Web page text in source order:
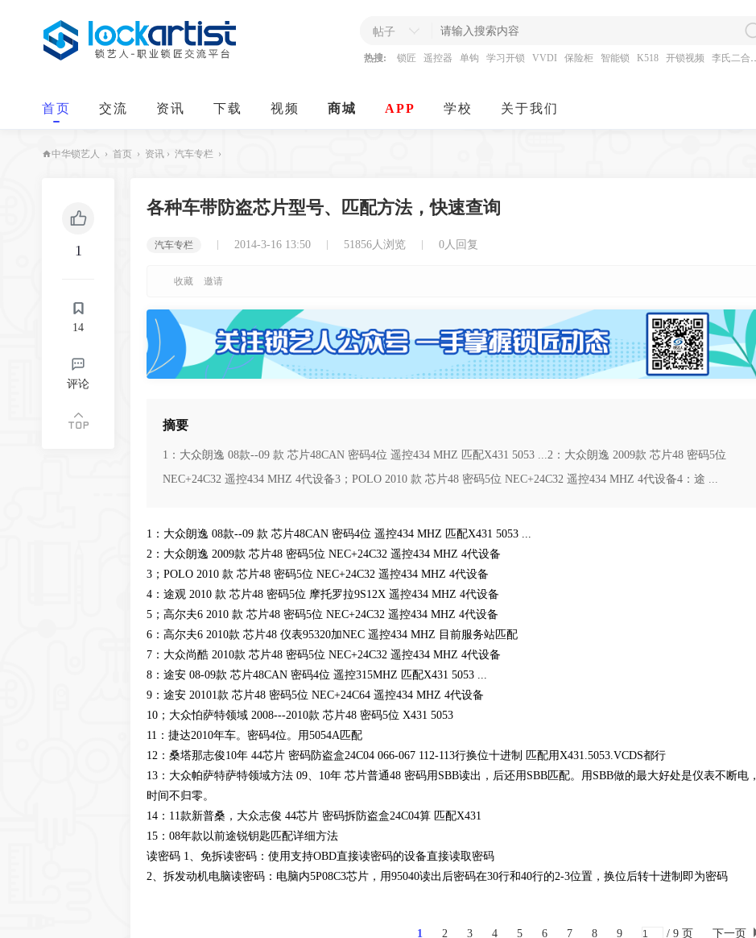
帖子
热搜: 锁匠 遥控器 单钩 学习开锁 VVDI 保险柜 智能锁 K518 开锁视频 李氏二合一
首页 交流 资讯 下载 视频 商城 APP 学校 关于我们
中华锁艺人 › 首页 › 资讯 › 汽车专栏 ›
1
14
评论
各种车带防盗芯片型号、匹配方法，快速查询
汽车专栏 2014-3-16 13:50 51856人浏览 0人回复
收藏 邀请
摘要
1：大众朗逸 08款--09 款 芯片48CAN 密码4位 遥控434 MHZ 匹配X431 5053 ...2：大众朗逸 2009款 芯片48 密码5位
NEC+24C32 遥控434 MHZ 4代设备3；POLO 2010 款 芯片48 密码5位 NEC+24C32 遥控434 MHZ 4代设备4：途 ...
1：大众朗逸 08款--09 款 芯片48CAN 密码4位 遥控434 MHZ 匹配X431 5053 ...
2：大众朗逸 2009款 芯片48 密码5位 NEC+24C32 遥控434 MHZ 4代设备
3；POLO 2010 款 芯片48 密码5位 NEC+24C32 遥控434 MHZ 4代设备
4：途观 2010 款 芯片48 密码5位 摩托罗拉9S12X 遥控434 MHZ 4代设备
5；高尔夫6 2010 款 芯片48 密码5位 NEC+24C32 遥控434 MHZ 4代设备
6：高尔夫6 2010款 芯片48 仪表95320加NEC 遥控434 MHZ 目前服务站匹配
7：大众尚酷 2010款 芯片48 密码5位 NEC+24C32 遥控434 MHZ 4代设备
8：途安 08-09款 芯片48CAN 密码4位 遥控315MHZ 匹配X431 5053 ...
9：途安 20101款 芯片48 密码5位 NEC+24C64 遥控434 MHZ 4代设备
10；大众怕萨特领域 2008---2010款 芯片48 密码5位 X431 5053
11：捷达2010年车。密码4位。用5054A匹配
12：桑塔那志俊10年 44芯片 密码防盗盒24C04 066-067 112-113行换位十进制 匹配用X431.5053.VCDS都行
13：大众帕萨特萨特领域方法 09、10年 芯片普通48 密码用SBB读出，后还用SBB匹配。用SBB做的最大好处是仪表不断电，
时间不归零。
14：11款新普桑，大众志俊 44芯片 密码拆防盗盒24C04算 匹配X431
15：08年款以前途锐钥匙匹配详细方法
读密码 1、免拆读密码：使用支持OBD直接读密码的设备直接读取密码
2、拆发动机电脑读密码：电脑内5P08C3芯片，用95040读出后密码在30行和40行的2-3位置，换位后转十进制即为密码
1 2 3 4 5 6 7 8 9 / 9 页 下一页